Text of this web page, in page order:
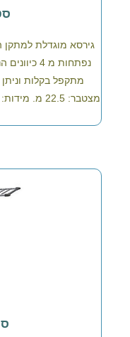
גירסא מוגדלת למתקן
נפתחות מ